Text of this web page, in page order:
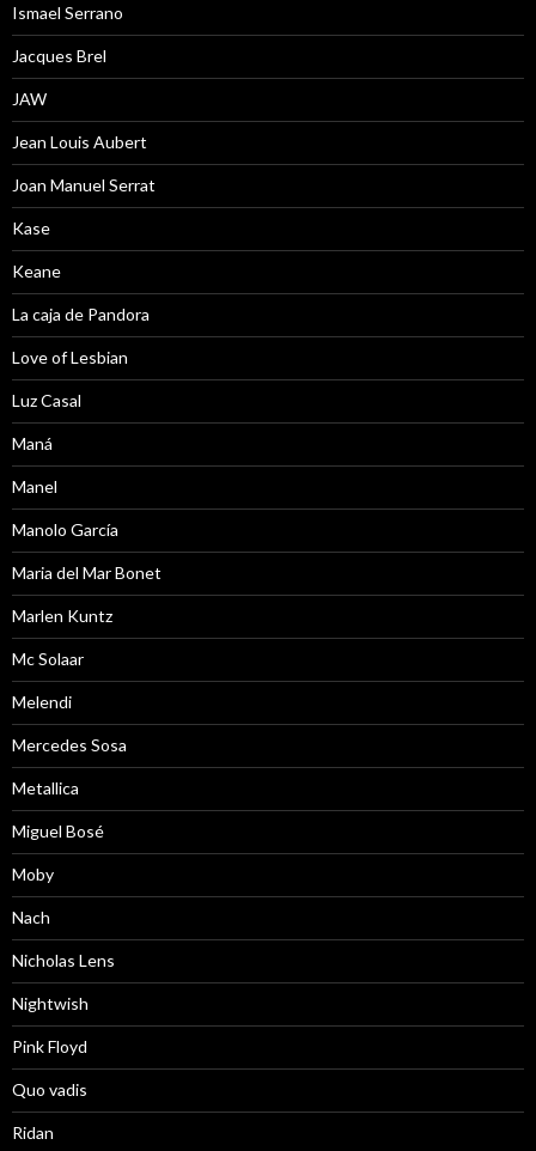
Ismael Serrano
Jacques Brel
JAW
Jean Louis Aubert
Joan Manuel Serrat
Kase
Keane
La caja de Pandora
Love of Lesbian
Luz Casal
Maná
Manel
Manolo García
Maria del Mar Bonet
Marlen Kuntz
Mc Solaar
Melendi
Mercedes Sosa
Metallica
Miguel Bosé
Moby
Nach
Nicholas Lens
Nightwish
Pink Floyd
Quo vadis
Ridan